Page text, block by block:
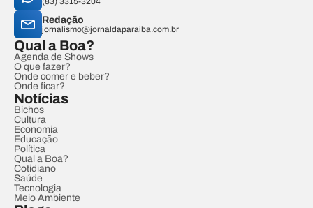
Redação
jornalismo@jornaldaparaiba.com.br
Qual a Boa?
Agenda de Shows
O que fazer?
Onde comer e beber?
Onde ficar?
Notícias
Bichos
Cultura
Economia
Educação
Política
Qual a Boa?
Cotidiano
Saúde
Tecnologia
Meio Ambiente